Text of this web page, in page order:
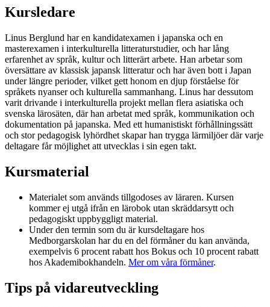
Kursledare
Linus Berglund har en kandidatexamen i japanska och en
masterexamen i interkulturella litteraturstudier, och har lång
erfarenhet av språk, kultur och litterärt arbete. Han arbetar som
översättare av klassisk japansk litteratur och har även bott i Japan
under längre perioder, vilket gett honom en djup förståelse för
språkets nyanser och kulturella sammanhang. Linus har dessutom
varit drivande i interkulturella projekt mellan flera asiatiska och
svenska lärosäten, där han arbetat med språk, kommunikation och
dokumentation på japanska. Med ett humanistiskt förhållningssätt
och stor pedagogisk lyhördhet skapar han trygga lärmiljöer där varje
deltagare får möjlighet att utvecklas i sin egen takt.
Kursmaterial
Materialet som används tillgodoses av läraren. Kursen
kommer ej utgå ifrån en lärobok utan skräddarsytt och
pedagogiskt uppbyggligt material.
Under den termin som du är kursdeltagare hos
Medborgarskolan har du en del förmåner du kan använda,
exempelvis 6 procent rabatt hos Bokus och 10 procent rabatt
hos Akademibokhandeln. Mer om våra förmåner.
Tips på vidareutveckling